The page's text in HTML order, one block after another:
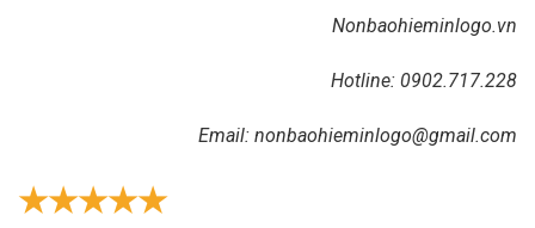
Nonbaohieminlogo.vn
Hotline: 0902.717.228
Email: nonbaohieminlogo@gmail.com
★
★
★
★
★